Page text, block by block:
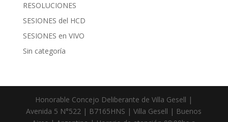
RESOLUCIONES
SESIONES del HCD
SESIONES en VIVO
Sin categoría
Honorable Concejo Deliberante de Villa Gesell |
Avenida 5 N°522 | B7165HNS | Villa Gesell | Buenos